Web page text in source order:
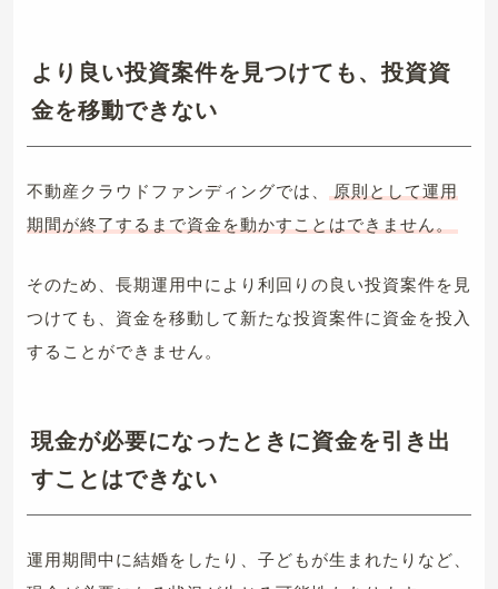
より良い投資案件を見つけても、投資資
金を移動できない
不動産クラウドファンディングでは、
原則として運用
期間が終了するまで資金を動かすことはできません。
そのため、長期運用中により利回りの良い投資案件を見
つけても、資金を移動して新たな投資案件に資金を投入
することができません。
現金が必要になったときに資金を引き出
すことはできない
運用期間中に結婚をしたり、子どもが生まれたりなど、